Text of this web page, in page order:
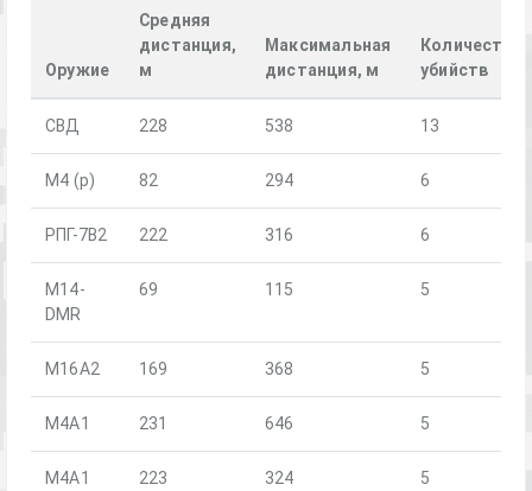
Оружие
Средняя
дистанция,
м
Максимальная
дистанция, м
Количество
убийств
СВД 228 538 13
М4 (р) 82 294 6
РПГ-7В2 222 316 6
M14-
DMR
69 115 5
M16A2 169 368 5
М4А1 231 646 5
М4А1
223 324 5